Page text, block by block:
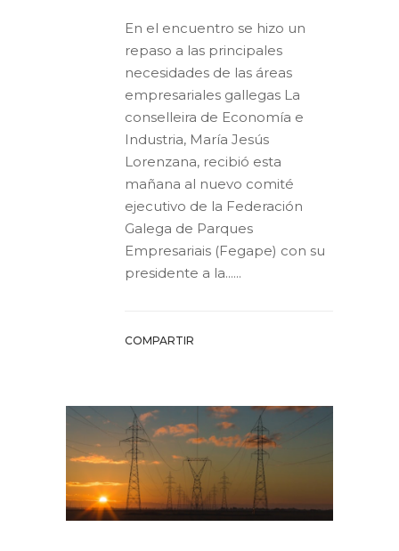
En el encuentro se hizo un
repaso a las principales
necesidades de las áreas
empresariales gallegas La
conselleira de Economía e
Industria, María Jesús
Lorenzana, recibió esta
mañana al nuevo comité
ejecutivo de la Federación
Galega de Parques
Empresariais (Fegape) con su
presidente a la......
COMPARTIR